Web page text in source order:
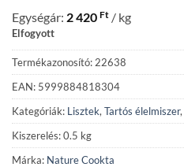
Egységár: 2 420 Ft / kg
Elfogyott
Termékazonosító: 22638
EAN: 5999884818304
Kategóriák: Lisztek, Tartós élelmiszer,
Kiszerelés: 0.5 kg
Márka: Nature Cookta